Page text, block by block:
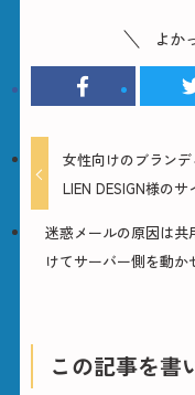
よか
女性向けのブラン
LIEN DESIGN様の
迷惑メールの原因は
けてサーバー側を動か
この記事を書